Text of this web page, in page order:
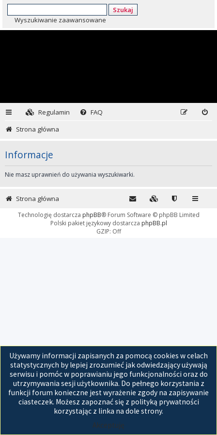
Szukaj
Wyszukiwanie zaawansowane
Regulamin
FAQ
Strona główna
Informacje
Nie masz uprawnień do używania wyszukiwarki.
Używamy informacji zapisanych za pomocą cookies w celach
statystycznych by lepiej zrozumieć jak odwiedzający używają
serwisu i pomóc w poprawianiu jego funkcjonalności oraz do
utrzymywania sesji użytkownika. Do pełnego korzystania z
funkcji forum konieczne jest wyrażenie zgody na zapisywanie
ciasteczek. Możesz zapoznać się z polityką prywatności
korzystając z linka na dole strony.
Akceptuję
Strona główna
Technologię dostarcza phpBB® Forum Software © phpBB Limited
Polski pakiet językowy dostarcza phpBB.pl
GZIP: Off